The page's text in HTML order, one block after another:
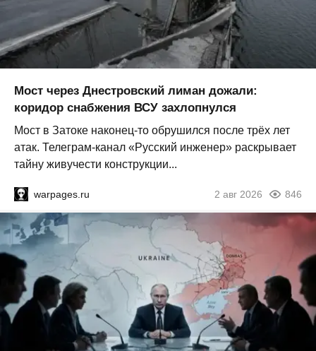
Мост через Днестровский лиман дожали:
коридор снабжения ВСУ захлопнулся
Мост в Затоке наконец-то обрушился после трёх лет
атак. Телеграм-канал «Русский инженер» раскрывает
тайну живучести конструкции...
warpages.ru 2 авг 2026 846